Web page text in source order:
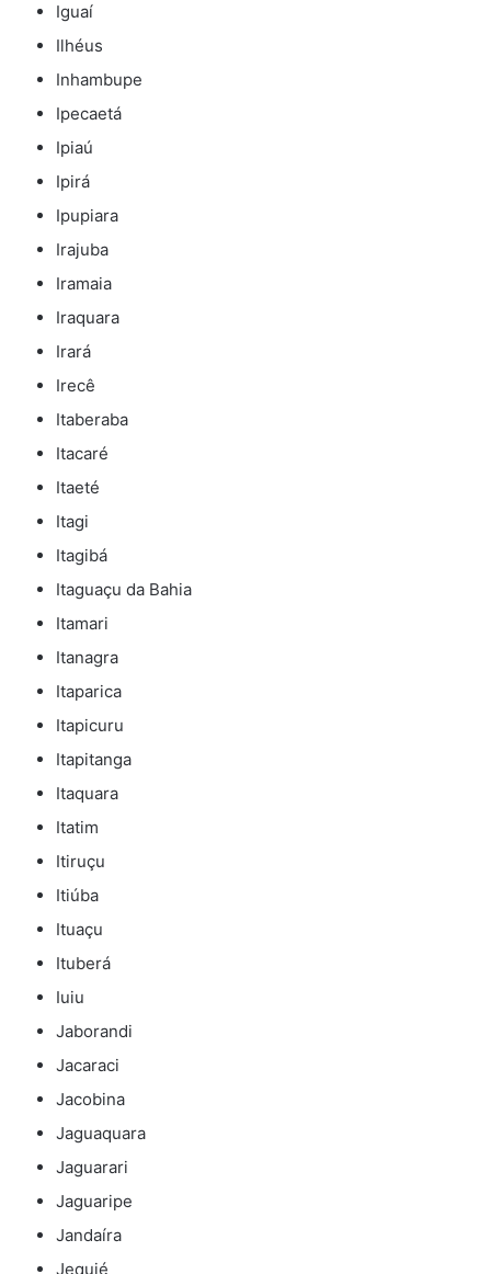
Iguaí
Ilhéus
Inhambupe
Ipecaetá
Ipiaú
Ipirá
Ipupiara
Irajuba
Iramaia
Iraquara
Irará
Irecê
Itaberaba
Itacaré
Itaeté
Itagi
Itagibá
Itaguaçu da Bahia
Itamari
Itanagra
Itaparica
Itapicuru
Itapitanga
Itaquara
Itatim
Itiruçu
Itiúba
Ituaçu
Ituberá
Iuiu
Jaborandi
Jacaraci
Jacobina
Jaguaquara
Jaguarari
Jaguaripe
Jandaíra
Jequié